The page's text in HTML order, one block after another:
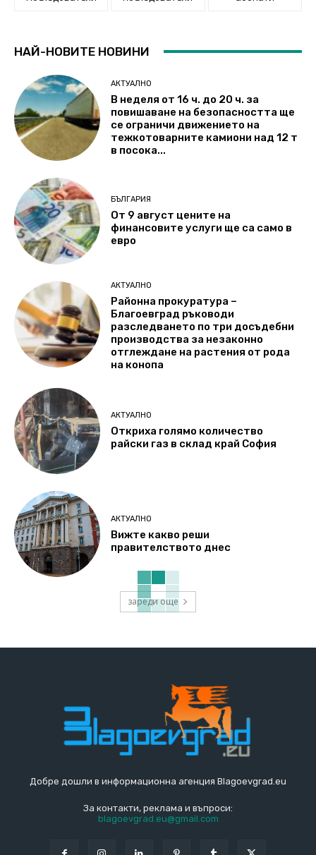
НАЙ-НОВИТЕ НОВИНИ
АКТУАЛНО
В неделя от 16 ч. до 20 ч. за
повишаване на безопасността ще
се ограничи движението на
тежкотоварните камиони над 12 т
в посока...
БЪЛГАРИЯ
От 9 август цените на
финансовите услуги ще са само в
евро
АКТУАЛНО
Районна прокуратура –
Благоевград ръководи
разследването по три досъдебни
производства за незаконно
отглеждане на растения от рода
на конопа
АКТУАЛНО
Откриха голямо количество
райски газ в склад край София
АКТУАЛНО
Вижте какво реши
правителството днес
зареди още
Добре дошли в информационна агенция Blagoevgrad.eu
За контакти, реклама и въпроси:
blagoevgrad.eu@gmail.com